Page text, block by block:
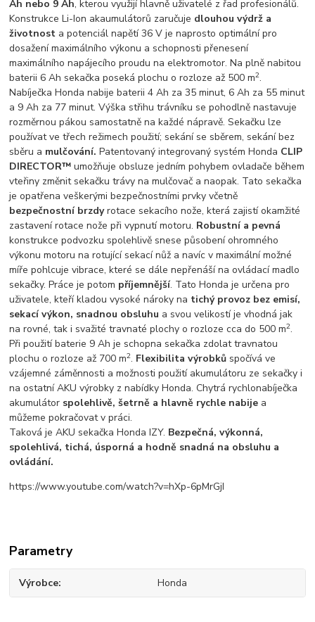
Ah nebo 9 Ah, kterou využijí hlavně uživatelé z řad profesionálů.
Konstrukce Li-Ion akaumulátorů zaručuje dlouhou výdrž a
životnost a potenciál napětí 36 V je naprosto optimální pro
dosažení maximálního výkonu a schopnosti přenesení
maximálního napájecího proudu na elektromotor. Na plně nabitou
baterii 6 Ah sekačka poseká plochu o rozloze až 500 m2.
Nabíječka Honda nabije baterii 4 Ah za 35 minut, 6 Ah za 55 minut
a 9 Ah za 77 minut. Výška střihu trávníku se pohodlně nastavuje
rozměrnou pákou samostatně na každé nápravě. Sekačku lze
používat ve třech režimech použití; sekání se sběrem, sekání bez
sběru a mulčování. Patentovaný integrovaný systém Honda CLIP
DIRECTOR™umožňuje obsluze jedním pohybem ovladače během
vteřiny změnit sekačku trávy na mulčovač a naopak. Tato sekačka
je opatřena veškerými bezpečnostními prvky včetně
bezpečnostní brzdyrotace sekacího nože, která zajistí okamžité
zastavení rotace nože při vypnutí motoru. Robustní a pevná
konstrukce podvozku spolehlivě snese působení ohromného
výkonu motoru na rotující sekací nůž a navíc v maximální možné
míře pohlcuje vibrace, které se dále nepřenáší na ovládací madlo
sekačky. Práce je potom příjemnější. Tato Honda je určena pro
uživatele, kteří kladou vysoké nároky na tichý provoz bez emisí,
sekací výkon, snadnou obsluhu a svou velikostí je vhodná jak
na rovné, tak i svažité travnaté plochy o rozloze cca do 500 m2.
Při použití baterie 9 Ah je schopna sekačka zdolat travnatou
plochu o rozloze až 700 m2. Flexibilita výrobků spočívá ve
vzájemné záměnnosti a možnosti použití akumulátoru ze sekačky i
na ostatní AKU výrobky z nabídky Honda. Chytrá rychlonabíječka
akumulátor spolehlivě, šetrně a hlavně rychle nabije a
můžeme pokračovat v práci.
Taková je AKU sekačka Honda IZY. Bezpečná, výkonná,
spolehlivá, tichá, úsporná a hodně snadná na obsluhu a
ovládání.
https://www.youtube.com/watch?v=hXp-6pMrGjI
Parametry
Výrobce Honda